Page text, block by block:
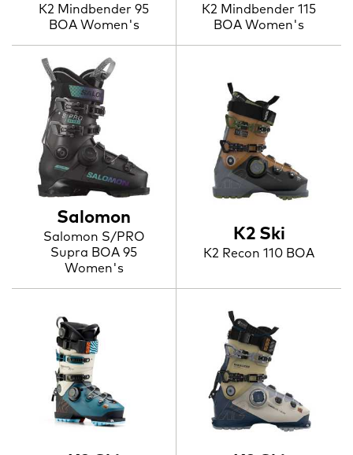
K2 Mindbender 95
BOA Women's
K2 Mindbender 115
BOA Women's
Salomon
Salomon S/PRO
Supra BOA 95
Women's
K2 Ski
K2 Recon 110 BOA